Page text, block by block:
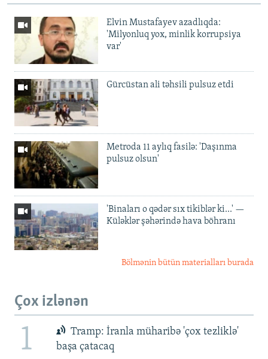
Elvin Mustafayev azadlıqda:
'Milyonluq yox, minlik korrupsiya
var'
Gürcüstan ali təhsili pulsuz etdi
Metroda 11 aylıq fasilə: 'Daşınma
pulsuz olsun'
'Binaları o qədər sıx tikiblər ki...' —
Küləklər şəhərində hava böhranı
Bölmənin bütün materialları burada
Çox izlənən
1
Tramp: İranla müharibə 'çox tezliklə'
başa çatacaq